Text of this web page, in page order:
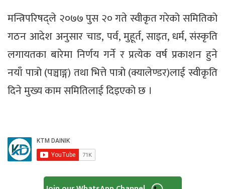
मन्त्रिपरिषद्ले २०७७ पुस २० गते स्वीकृत गरेको समितिको
गठन आदेश अनुसार चाड, पर्व, मुहूर्त, साइत, धर्म, संस्कृति
लगायतका बारेमा निर्णय गर्ने र प्रत्येक वर्ष प्रकाशन हुने
नयाँ पात्रो (पञ्चाङ्ग) तथा भित्ते पात्रो (क्यालेण्डर)लाई स्वीकृति
दिने मुख्य काम समितिलाई दिइएको छ ।